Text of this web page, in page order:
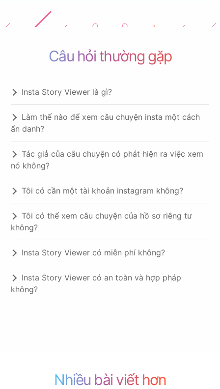
Câu hỏi thường gặp
Insta Story Viewer là gì?
Làm thế nào để xem câu chuyện insta một cách
ẩn danh?
Tác giả của câu chuyện có phát hiện ra việc xem
nó không?
Tôi có cần một tài khoản instagram không?
Tôi có thể xem câu chuyện của hồ sơ riêng tư
không?
Insta Story Viewer có miễn phí không?
Insta Story Viewer có an toàn và hợp pháp
không?
Nhiều bài viết hơn